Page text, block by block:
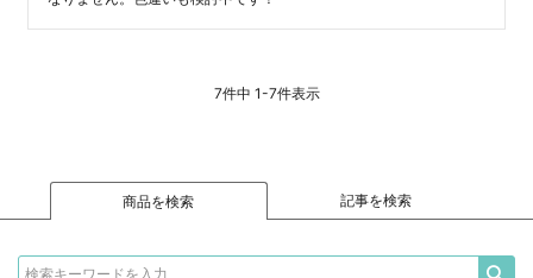
7件中 1-7件表示
商品を検索 記事を検索